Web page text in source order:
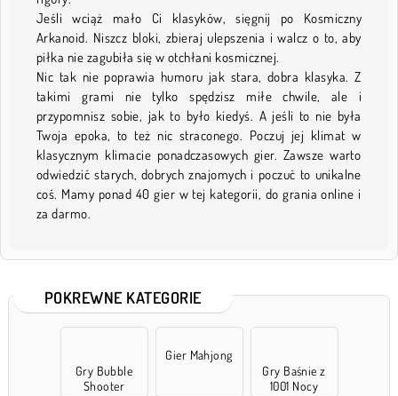
Jeśli wciąż mało Ci klasyków, sięgnij po Kosmiczny
Arkanoid. Niszcz bloki, zbieraj ulepszenia i walcz o to, aby
piłka nie zagubiła się w otchłani kosmicznej.
Nic tak nie poprawia humoru jak stara, dobra klasyka. Z
takimi grami nie tylko spędzisz miłe chwile, ale i
przypomnisz sobie, jak to było kiedyś. A jeśli to nie była
Twoja epoka, to też nic straconego. Poczuj jej klimat w
klasycznym klimacie ponadczasowych gier. Zawsze warto
odwiedzić starych, dobrych znajomych i poczuć to unikalne
coś. Mamy ponad 40 gier w tej kategorii, do grania online i
za darmo.
POKREWNE KATEGORIE
Gry Bubble
Shooter
Gier Mahjong
Gry Baśnie z
1001 Nocy